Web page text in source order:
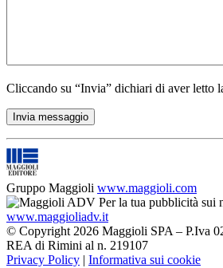
Cliccando su “Invia” dichiari di aver letto
Gruppo Maggioli www.maggioli.com
Per la tua pubblicità sui
www.maggioliadv.it
© Copyright 2026 Maggioli SPA – P.Iva
REA di Rimini al n. 219107
Privacy Policy | Informativa sui cookie